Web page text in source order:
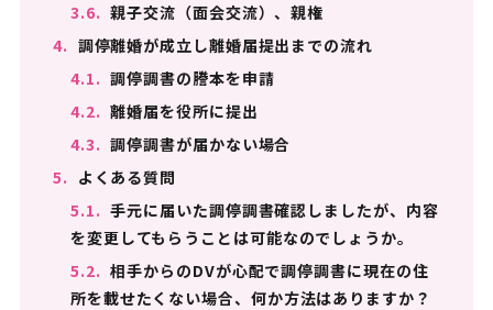
3.6. 親子交流（面会交流）、親権
4. 調停離婚が成立し離婚届提出までの流れ
4.1. 調停調書の謄本を申請
4.2. 離婚届を役所に提出
4.3. 調停調書が届かない場合
5. よくある質問
5.1. 手元に届いた調停調書確認しましたが、内容
を変更してもらうことは可能なのでしょうか。
5.2. 相手からのDVが心配で調停調書に現在の住
所を載せたくない場合、何か方法はありますか？